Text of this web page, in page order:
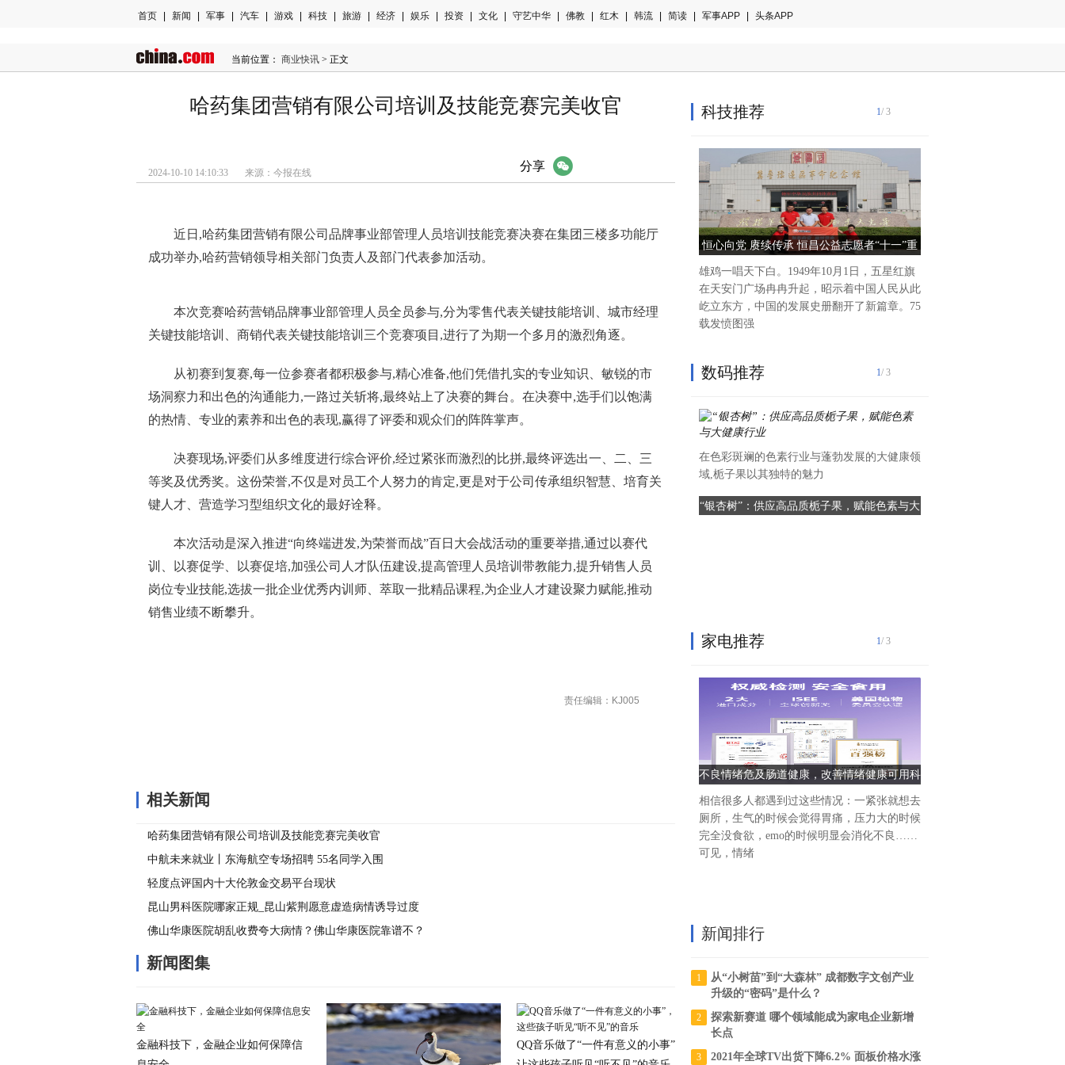
首页 新闻 军事 汽车 游戏 科技 旅游 经济 娱乐 投资 文化 守艺中华 佛教 红木 韩流 简读 军事APP 头条APP
当前位置： 商业快讯 > 正文
哈药集团营销有限公司培训及技能竞赛完美收官
2024-10-10 14:10:33 来源：今报在线 分享
近 日,哈药集团营销有限公司品牌事业部管理人员培训技能竞赛决赛在集团三楼多功能厅
成功举办,哈药营销领导相关部门负责人及部门代表参加活动。
本次竞赛哈药营销品牌事业部管理人员全员参与,分为零售代表关键技能培训、城市经理
关键技能培训、商销代表关键技能培训三个竞赛项目,进行了为期一个多月的激烈角逐。
从初赛到复赛,每一位参赛者都积极参与,精心准备,他们凭借扎实的专业知识、敏锐的市
场洞察力和出色的沟通能力,一路过关斩将,最终站上了决赛的舞台。在决赛中,选手们以饱满
的热情、专业的素养和出色的表现,赢得了评委和观众们的阵阵掌声。
决赛现场,评委们从多维度进行综合评价,经过紧张而激烈的比拼,最终评选出一、二、三
等奖及优秀奖。这份荣誉,不仅是对员工个人努力的肯定,更是对于公司传承组织智慧、培育关
键人才、营造学习型组织文化的最好诠释。
本次活动是深入推进“向终端进发,为荣誉而战”百日大会战活动的重要举措,通过以赛代
训、以赛促学、以赛促培,加强公司人才队伍建设,提高管理人员培训带教能力,提升销售人员
岗位专业技能,选拔一批企业优秀内训师、萃取一批精品课程,为企业人才建设聚力赋能,推动
销售业绩不断攀升。
责任编辑：KJ005
相关新闻
哈药集团营销有限公司培训及技能竞赛完美收官
中航未来就业丨东海航空专场招聘 55名同学入围
轻度点评国内十大伦敦金交易平台现状
昆山男科医院哪家正规_昆山紫荆愿意虚造病情诱导过度
治疗不？
佛山华康医院胡乱收费夸大病情？佛山华康医院靠谱不？
新闻图集
金融科技下，金融企业如何保障信
QQ音乐做了“一件有意义的小事”，
BATTLEACE（格斗大师）青少年
科技推荐
恒心向党 赓续传承 恒昌公益志愿者“十一”重
忆75载峥嵘岁月
雄鸡一唱天下白。1949年10月1日，五星红旗
在天安门广场冉冉升起，昭示着中国人民从此
屹立东方，中国的发展史册翻开了新篇章。75
载发愤图强
1/ 3
数码推荐
“银杏树”：供应高品质栀子果，赋能色素与大
在色彩斑斓的色素行业与蓬勃发展的大健康领
域,栀子果以其独特的魅力
1/ 3
家电推荐
不良情绪危及肠道健康，改善情绪健康可用科
纽斯藏红花提取物
相信很多人都遇到过这些情况：一紧张就想去
厕所，生气的时候会觉得胃痛，压力大的时候
完全没食欲，emo的时候明显会消化不良……
可见，情绪
1/ 3
新闻排行
1
从“小树苗”到“大森林” 成都数字文创产业
升级的“密码”是什么？
2
探索新赛道 哪个领域能成为家电企业新增
长点
3 2021年全球TV出货下降6.2% 面板价格水涨